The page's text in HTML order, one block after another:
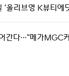
올리브영 K뷰티에
간다…“메가MGC